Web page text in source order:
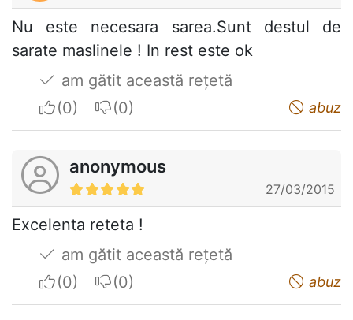
Nu este necesara sarea.Sunt destul de
sarate maslinele ! In rest este ok
am gătit această rețetă
I apreciateI do not appreciate abuz
anonymous
27/03/2015
Excelenta reteta !
am gătit această rețetă
I apreciateI do not appreciate abuz